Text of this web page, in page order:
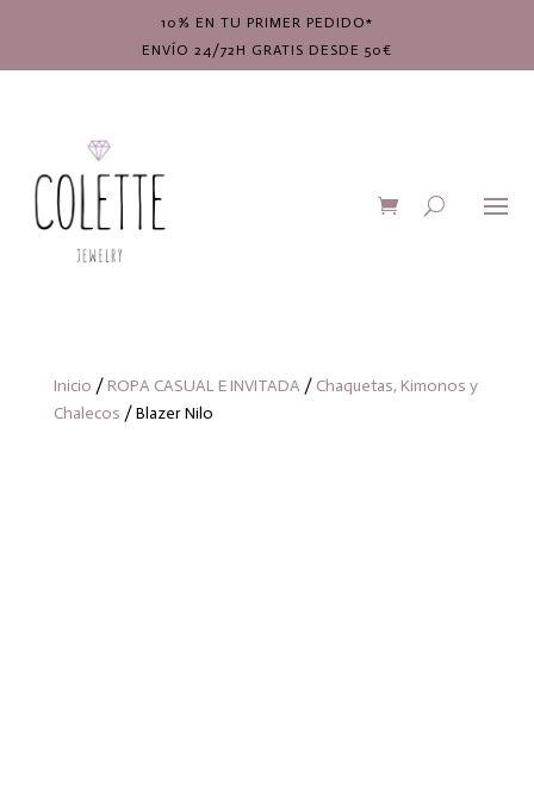
10% EN TU PRIMER PEDIDO*
ENVÍO 24/72H GRATIS DESDE 50€
Inicio / ROPA CASUAL E INVITADA / Chaquetas, Kimonos y
Chalecos / Blazer Nilo